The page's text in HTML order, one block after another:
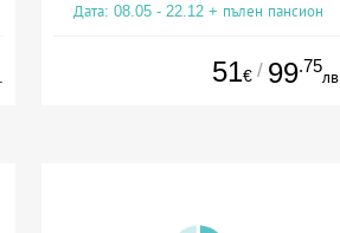
Дата: 08.05 - 22.12 + пълен пансион
51€ / 99.75
лв.